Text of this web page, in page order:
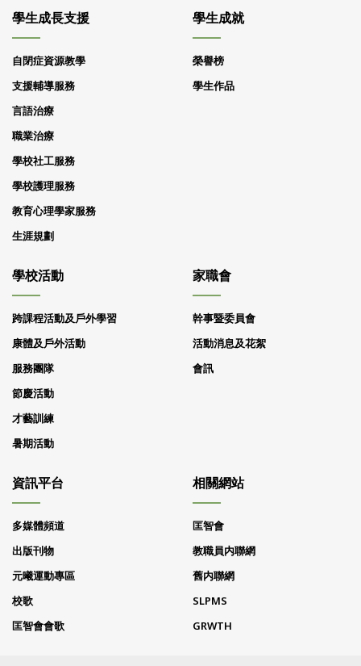
學生成長支援
自閉症資源教學
支援輔導服務
言語治療
職業治療
學校社工服務
學校護理服務
教育心理學家服務
生涯規劃
學生成就
榮譽榜
學生作品
學校活動
跨課程活動及戶外學習
康體及戶外活動
服務團隊
節慶活動
才藝訓練
暑期活動
家職會
幹事暨委員會
活動消息及花絮
會訊
資訊平台
多媒體頻道
出版刊物
元曦運動專區
校歌
匡智會會歌
相關網站
匡智會
教職員内聯網
舊内聯網
SLPMS
GRWTH